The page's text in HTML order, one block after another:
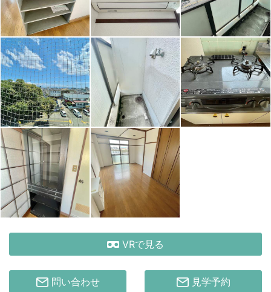
VRで見る
問い合わせ 見学予約